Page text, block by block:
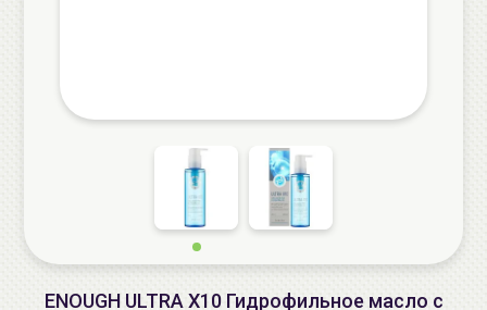
ENOUGH ULTRA X10 Гидрофильное масло с